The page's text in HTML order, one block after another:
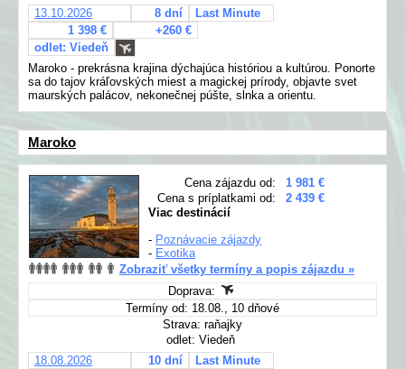
13.10.2026
8 dní
Last Minute
1 398 €
+260 €
odlet: Viedeň
Maroko - prekrásna krajina dýchajúca históriou a kultúrou. Ponorte
sa do tajov kráľovských miest a magickej prírody, objavte svet
maurských palácov, nekonečnej púšte, slnka a orientu.
Maroko
Cena zájazdu od:
1 981 €
Cena s príplatkami od:
2 439 €
Viac destinácií
- Poznávacie zájazdy
- Exotika
Zobraziť všetky termíny a popis zájazdu »
Doprava:
Termíny od: 18.08., 10 dňové
Strava: raňajky
odlet: Viedeň
18.08.2026
10 dní
Last Minute